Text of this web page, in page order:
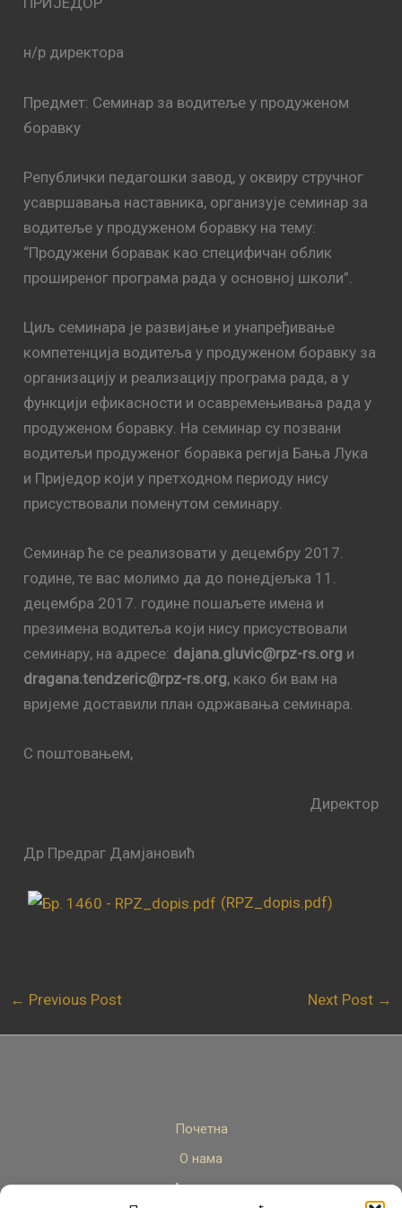
н/р директора
Предмет: Семинар за водитеље у продуженом
боравку
Републички педагошки завод, у оквиру стручног
усавршавања наставника, организује семинар за
водитеље у продуженом боравку на тему:
“Продужени боравак као специфичан облик
проширеног програма рада у основној школи”.
Циљ семинара је развијање и унапређивање
компетенција водитеља у продуженом боравку за
организацију и реализацију програма рада, а у
функцији ефикасности и осавремењивања рада у
продуженом боравку. На семинар су позвани
водитељи продуженог боравка регија Бања Лука
и Приједор који у претходном периоду нису
присуствовали поменутом семинару.
Семинар ће се реализовати у децембру 2017.
године, те вас молимо да до понедјељка 11.
децембра 2017. године пошаљете имена и
презимена водитеља који нису присуствовали
семинару, на адресе: dajana.gluvic@rpz-rs.org и
dragana.tendzeric@rpz-rs.org, како би вам на
вријеме доставили план одржавања семинара.
С поштовањем,
Директор
Др Предраг Дамјановић
(RPZ_dopis.pdf)
← Previous Post Next Post →
Почетна
О нама
Актуелно